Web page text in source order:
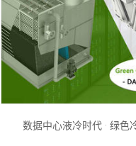
数据中心液冷时代 · 绿色